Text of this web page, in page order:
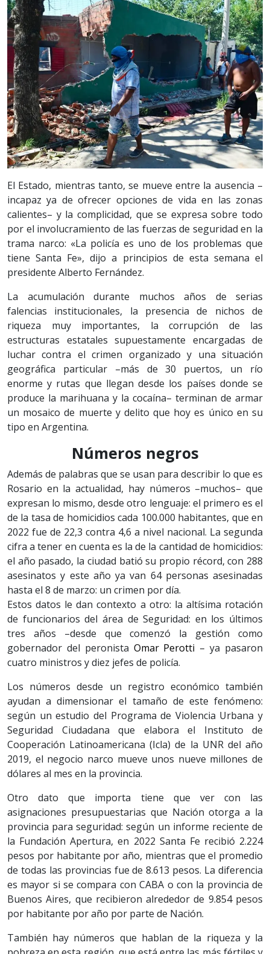
El Estado, mientras tanto, se mueve entre la ausencia –
incapaz ya de ofrecer opciones de vida en las zonas
calientes– y la complicidad, que se expresa sobre todo
por el involucramiento de las fuerzas de seguridad en la
trama narco: «La policía es uno de los problemas que
tiene Santa Fe», dijo a principios de esta semana el
presidente Alberto Fernández.
La acumulación durante muchos años de serias
falencias institucionales, la presencia de nichos de
riqueza muy importantes, la corrupción de las
estructuras estatales supuestamente encargadas de
luchar contra el crimen organizado y una situación
geográfica particular –más de 30 puertos, un río
enorme y rutas que llegan desde los países donde se
produce la marihuana y la cocaína– terminan de armar
un mosaico de muerte y delito que hoy es único en su
tipo en Argentina.
Números negros
Además de palabras que se usan para describir lo que es
Rosario en la actualidad, hay números –muchos– que
expresan lo mismo, desde otro lenguaje: el primero es el
de la tasa de homicidios cada 100.000 habitantes, que en
2022 fue de 22,3 contra 4,6 a nivel nacional. La segunda
cifra a tener en cuenta es la de la cantidad de homicidios:
el año pasado, la ciudad batió su propio récord, con 288
asesinatos y este año ya van 64 personas asesinadas
hasta el 8 de marzo: un crimen por día.
Estos datos le dan contexto a otro: la altísima rotación
de funcionarios del área de Seguridad: en los últimos
tres años –desde que comenzó la gestión como
gobernador del peronista Omar Perotti – ya pasaron
cuatro ministros y diez jefes de policía.
Los números desde un registro económico también
ayudan a dimensionar el tamaño de este fenómeno:
según un estudio del Programa de Violencia Urbana y
Seguridad Ciudadana que elabora el Instituto de
Cooperación Latinoamericana (Icla) de la UNR del año
2019, el negocio narco mueve unos nueve millones de
dólares al mes en la provincia.
Otro dato que importa tiene que ver con las
asignaciones presupuestarias que Nación otorga a la
provincia para seguridad: según un informe reciente de
la Fundación Apertura, en 2022 Santa Fe recibió 2.224
pesos por habitante por año, mientras que el promedio
de todas las provincias fue de 8.613 pesos. La diferencia
es mayor si se compara con CABA o con la provincia de
Buenos Aires, que recibieron alrededor de 9.854 pesos
por habitante por año por parte de Nación.
También hay números que hablan de la riqueza y la